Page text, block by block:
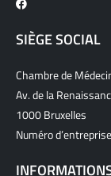
SIÈGE SOCIAL
Chambre de
Av. de la
1000 Bruxelles
Numéro